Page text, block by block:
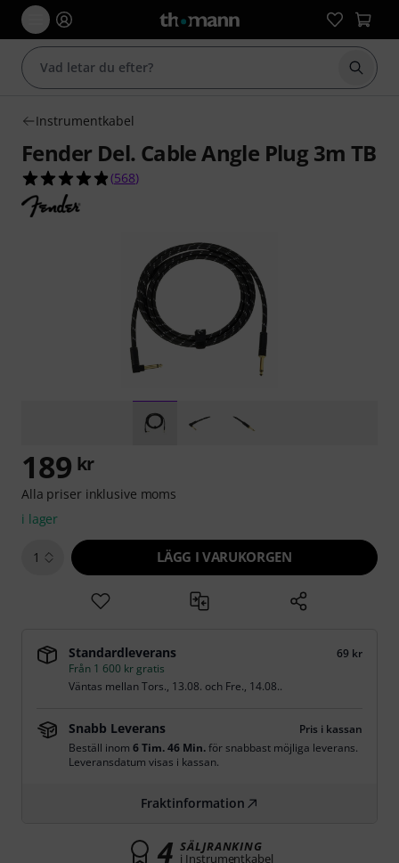
Börja
Instrumentkabel
Fender Del. Cable Angle Plug 3m TB
4.9 av 5 stjärnor från 568 kundbetyg
(568)
189 kr
Alla priser inklusive moms
i lager
1 LÄGG I VARUKORGEN
Standardleverans
69 kr
Från 1 600 kr gratis
Väntas mellanTors., 13.08. och Fre., 14.08..
Snabb Leverans
Pris i kassan
Beställ inom 6 Tim. 46 Min.för snabbast möjliga leverans.
Leveransdatum visas i kassan.
Fraktinformation
4 SÄLJRANKING
i Instrumentkabel